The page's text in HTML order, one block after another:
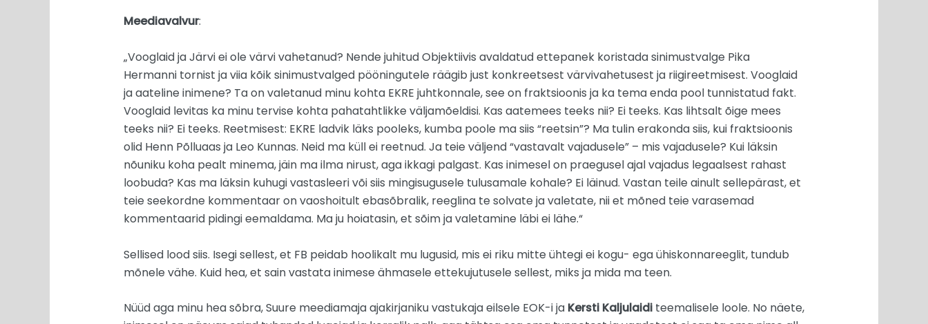
Meediavalvur:
„Vooglaid ja Järvi ei ole värvi vahetanud? Nende juhitud Objektiivis avaldatud ettepanek koristada sinimustvalge Pika
Hermanni tornist ja viia kõik sinimustvalged pööningutele räägib just konkreetsest värvivahetusest ja riigireetmisest. Vooglaid
ja aateline inimene? Ta on valetanud minu kohta EKRE juhtkonnale, see on fraktsioonis ja ka tema enda pool tunnistatud fakt.
Vooglaid levitas ka minu tervise kohta pahatahtlikke väljamõeldisi. Kas aatemees teeks nii? Ei teeks. Kas lihtsalt õige mees
teeks nii? Ei teeks. Reetmisest: EKRE ladvik läks pooleks, kumba poole ma siis “reetsin”? Ma tulin erakonda siis, kui fraktsioonis
olid Henn Põlluaas ja Leo Kunnas. Neid ma küll ei reetnud. Ja teie väljend “vastavalt vajadusele” – mis vajadusele? Kui läksin
nõuniku koha pealt minema, jäin ma ilma nirust, aga ikkagi palgast. Kas inimesel on praegusel ajal vajadus legaalsest rahast
loobuda? Kas ma läksin kuhugi vastasleeri või siis mingisugusele tulusamale kohale? Ei läinud. Vastan teile ainult sellepärast, et
teie seekordne kommentaar on vaoshoitult ebasõbralik, reeglina te solvate ja valetate, nii et mõned teie varasemad
kommentaarid pidingi eemaldama. Ma ju hoiatasin, et sõim ja valetamine läbi ei lähe.“
Sellised lood siis. Isegi sellest, et FB peidab hoolikalt mu lugusid, mis ei riku mitte ühtegi ei kogu- ega ühiskonnareeglit, tundub
mõnele vähe. Kuid hea, et sain vastata inimese ähmasele ettekujutusele sellest, miks ja mida ma teen.
Nüüd aga minu hea sõbra, Suure meediamaja ajakirjaniku vastukaja eilsele EOK-i ja Kersti Kaljulaiditeemalisele loole. No näete,